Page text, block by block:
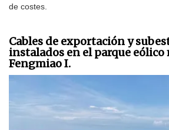
de costes.
Cables de exportación y
instalados en el parque
Fengmiao I.